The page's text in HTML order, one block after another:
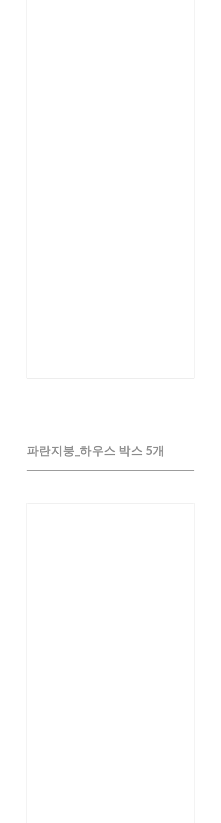
파란지붕_하우스 박스 5개